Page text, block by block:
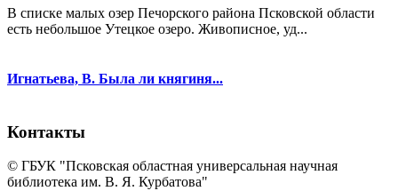
В списке малых озер Печорского района Псковской области
есть небольшое Утецкое озеро. Живописное, уд...
Игнатьева, В. Была ли княгиня...
Контакты
© ГБУК "Псковская областная универсальная научная
библиотека им. В. Я. Курбатова"